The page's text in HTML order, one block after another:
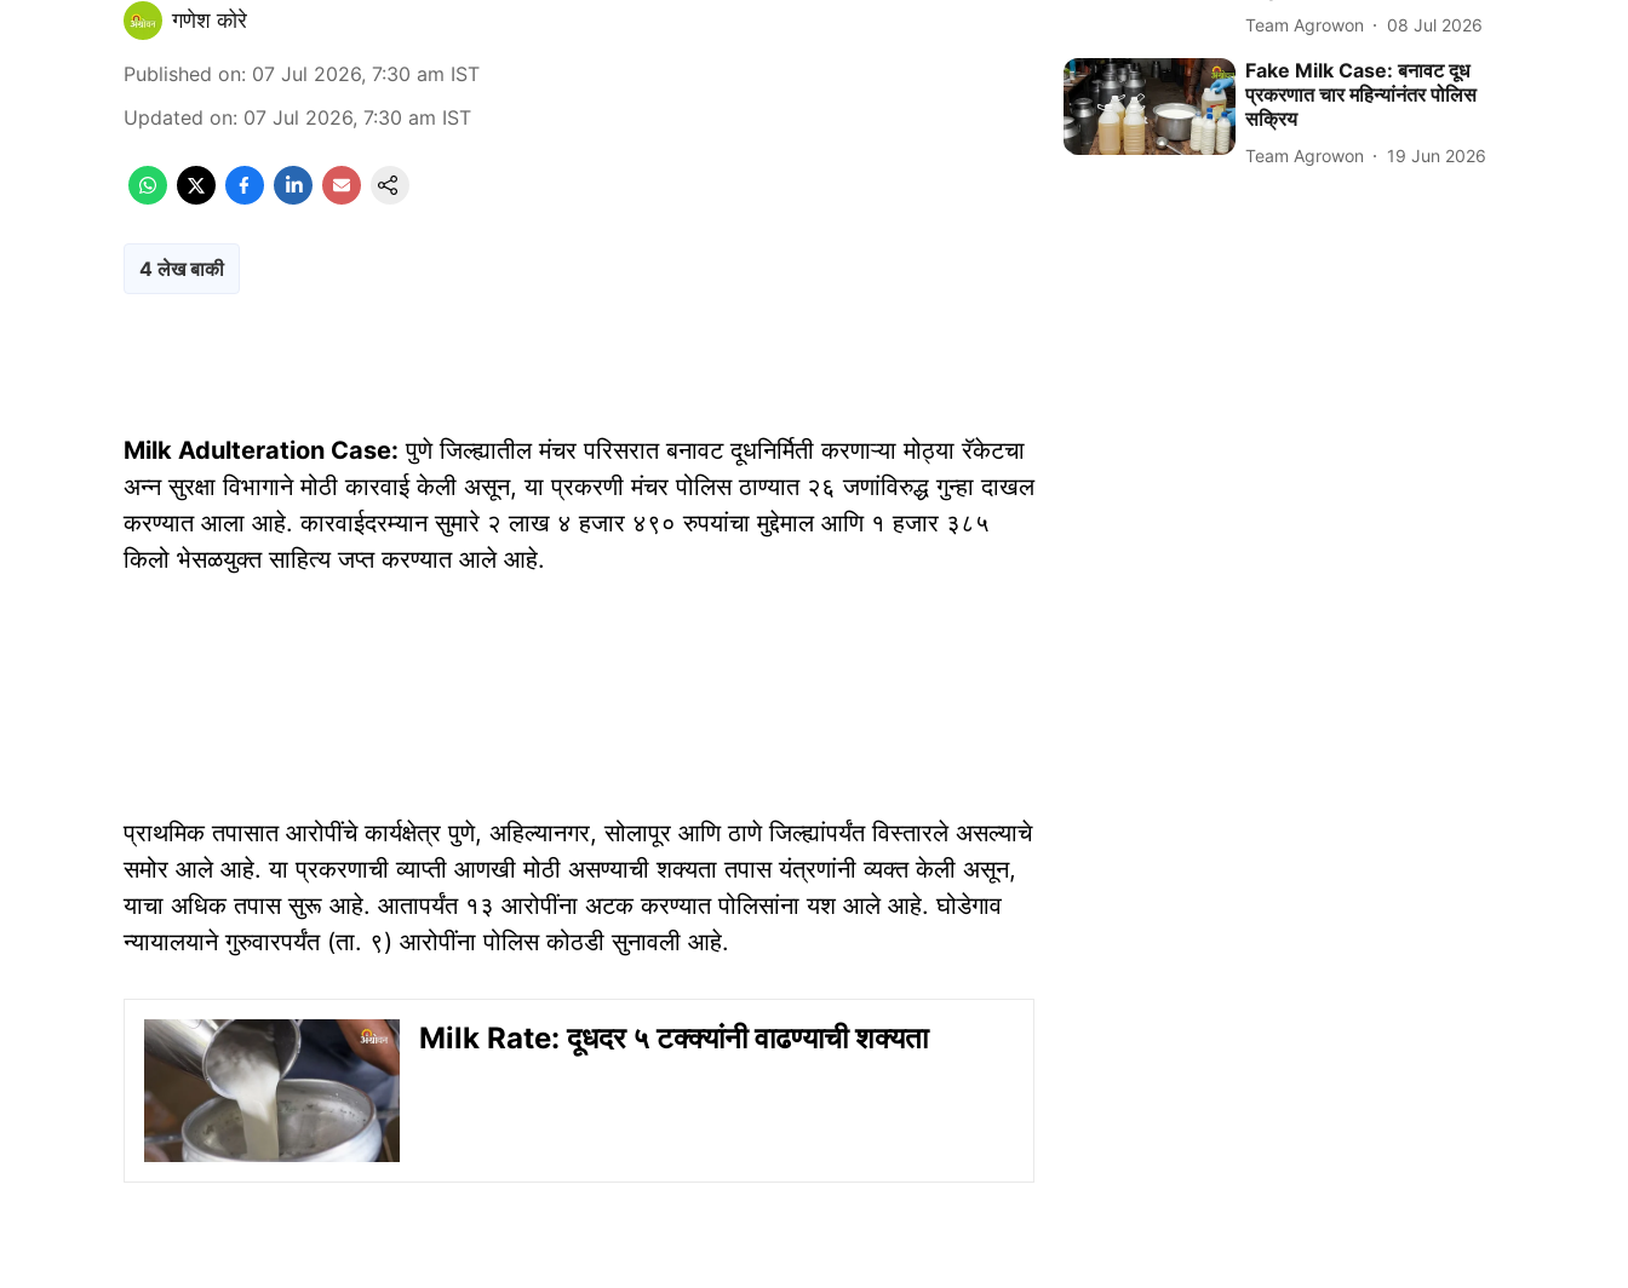
गणेश कोरे
Published on: 07 Jul 2026, 7:30 am IST
Updated on: 07 Jul 2026, 7:30 am IST
4 लेख बाकी
Milk Adulteration Case: पुणे जिल्ह्यातील मंचर परिसरात बनावट दूधनिर्मिती करणाऱ्या मोठ्या रॅकेटचा
अन्न सुरक्षा विभागाने मोठी कारवाई केली असून, या प्रकरणी मंचर पोलिस ठाण्यात २६ जणांविरुद्ध गुन्हा दाखल
करण्यात आला आहे. कारवाईदरम्यान सुमारे २ लाख ४ हजार ४९० रुपयांचा मुद्देमाल आणि १ हजार ३८५
किलो भेसळयुक्त साहित्य जप्त करण्यात आले आहे.
प्राथमिक तपासात आरोपींचे कार्यक्षेत्र पुणे, अहिल्यानगर, सोलापूर आणि ठाणे जिल्ह्यांपर्यंत विस्तारले असल्याचे
समोर आले आहे. या प्रकरणाची व्याप्ती आणखी मोठी असण्याची शक्यता तपास यंत्रणांनी व्यक्त केली असून,
याचा अधिक तपास सुरू आहे. आतापर्यंत १३ आरोपींना अटक करण्यात पोलिसांना यश आले आहे. घोडेगाव
न्यायालयाने गुरुवारपर्यंत (ता. ९) आरोपींना पोलिस कोठडी सुनावली आहे.
Milk Rate: दूधदर ५ टक्क्यांनी वाढण्याची शक्यता
Team Agrowon 08 Jul 2026
Fake Milk Case: बनावट दूध
प्रकरणात चार महिन्यांनंतर पोलिस
सक्रिय
Team Agrowon 19 Jun 2026